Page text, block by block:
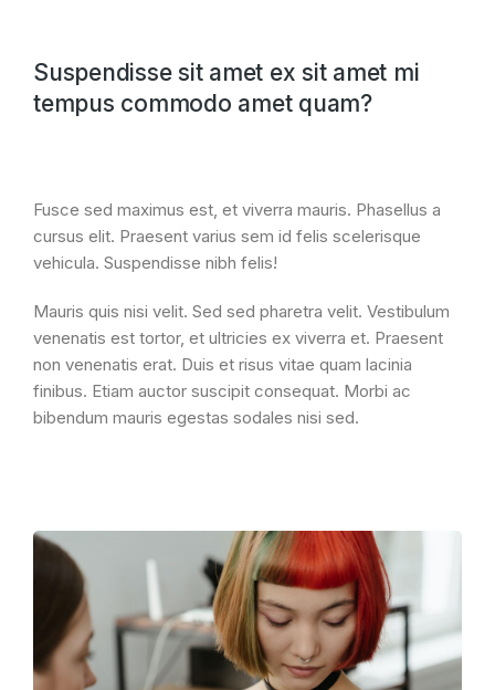
Suspendisse sit amet ex sit amet mi
tempus commodo amet quam?
Fusce sed maximus est, et viverra mauris. Phasellus a
cursus elit. Praesent varius sem id felis scelerisque
vehicula. Suspendisse nibh felis!
Mauris quis nisi velit. Sed sed pharetra velit. Vestibulum
venenatis est tortor, et ultricies ex viverra et. Praesent
non venenatis erat. Duis et risus vitae quam lacinia
finibus. Etiam auctor suscipit consequat. Morbi ac
bibendum mauris egestas sodales nisi sed.